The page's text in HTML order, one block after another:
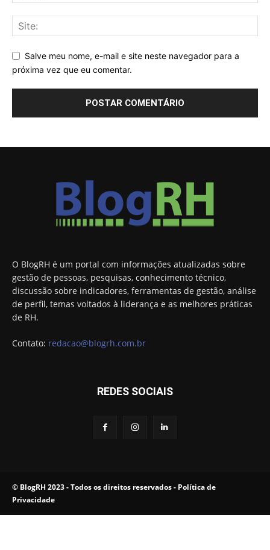
Salve meu nome, e-mail e site neste navegador para a
próxima vez que eu comentar.
O BlogRH é um portal com informações atualizadas sobre
gestão de pessoas, pesquisas, conhecimento técnico,
discussão sobre indicadores, ferramentas de gestão, análise
de perfil, temas voltados à liderança e as melhores práticas
de RH.
Contato: redacao@blogrh.com.br
REDES SOCIAIS
© BlogRH 2023 - Todos os direitos reservados - Política de
Privacidade